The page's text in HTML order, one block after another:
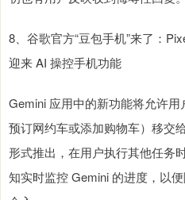
8、谷歌官方“豆包手机”来了：
迎来 AI 操控手机功能
Gemini 应用中的新功能将允许
预订网约车或添加购物车）移交
形式推出，在用户执行其他任务
知实时监控 Gemini 的进度，以